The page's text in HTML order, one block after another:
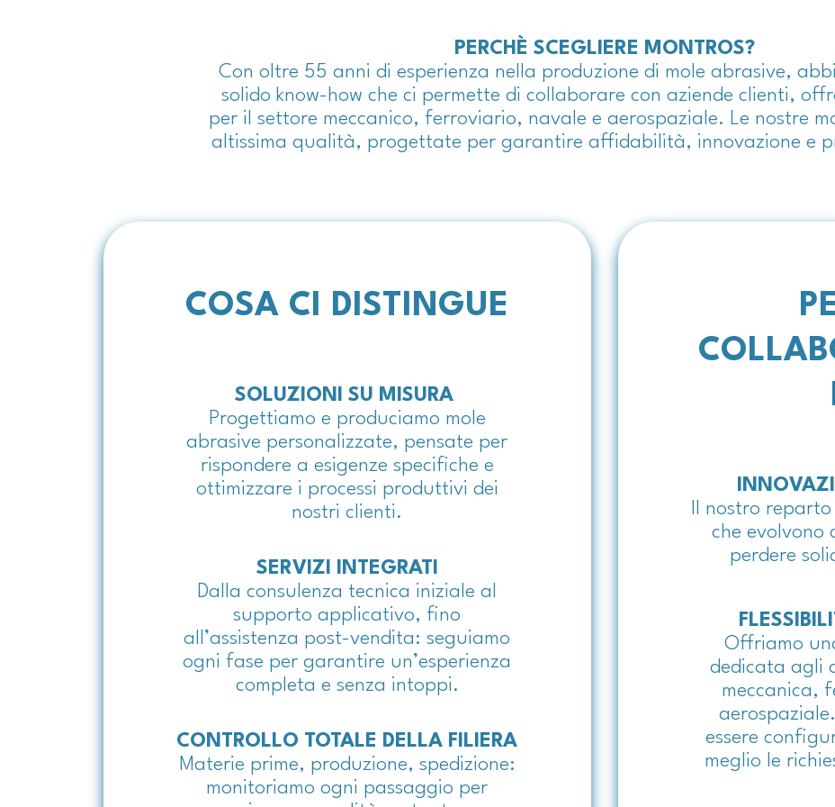
PERCHÈ SCEGLIERE MONTROS?
Con oltre 55 anni di esperienza nella produzione di mole abrasive,
solido know-how che ci permette di collaborare con aziende clienti,
per il settore meccanico, ferroviario, navale e aerospaziale. Le nostre
altissima qualità, progettate per garantire affidabilità, innovazione e
COSA CI DISTINGUE
SOLUZIONI SU MISURA
Progettiamo e produciamo mole
abrasive personalizzate, pensate per
rispondere a esigenze specifiche e
ottimizzare i processi produttivi dei
nostri clienti.
SERVIZI INTEGRATI
Dalla consulenza tecnica iniziale al
supporto applicativo, fino
all’assistenza post-vendita: seguiamo
ogni fase per garantire un’esperienza
completa e senza intoppi.
CONTROLLO TOTALE DELLA FILIERA
Materie prime, produzione, spedizione:
monitoriamo ogni passaggio per
Il nostro
che evolvono
perdere
Offriamo
dedicata agli
meccanica,
essere
meglio le